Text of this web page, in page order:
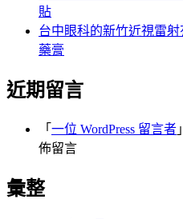
貼
台中眼科的新竹近視雷
藥膏
近期留言
「 一位 WordPress 留言者
佈留言
彙整